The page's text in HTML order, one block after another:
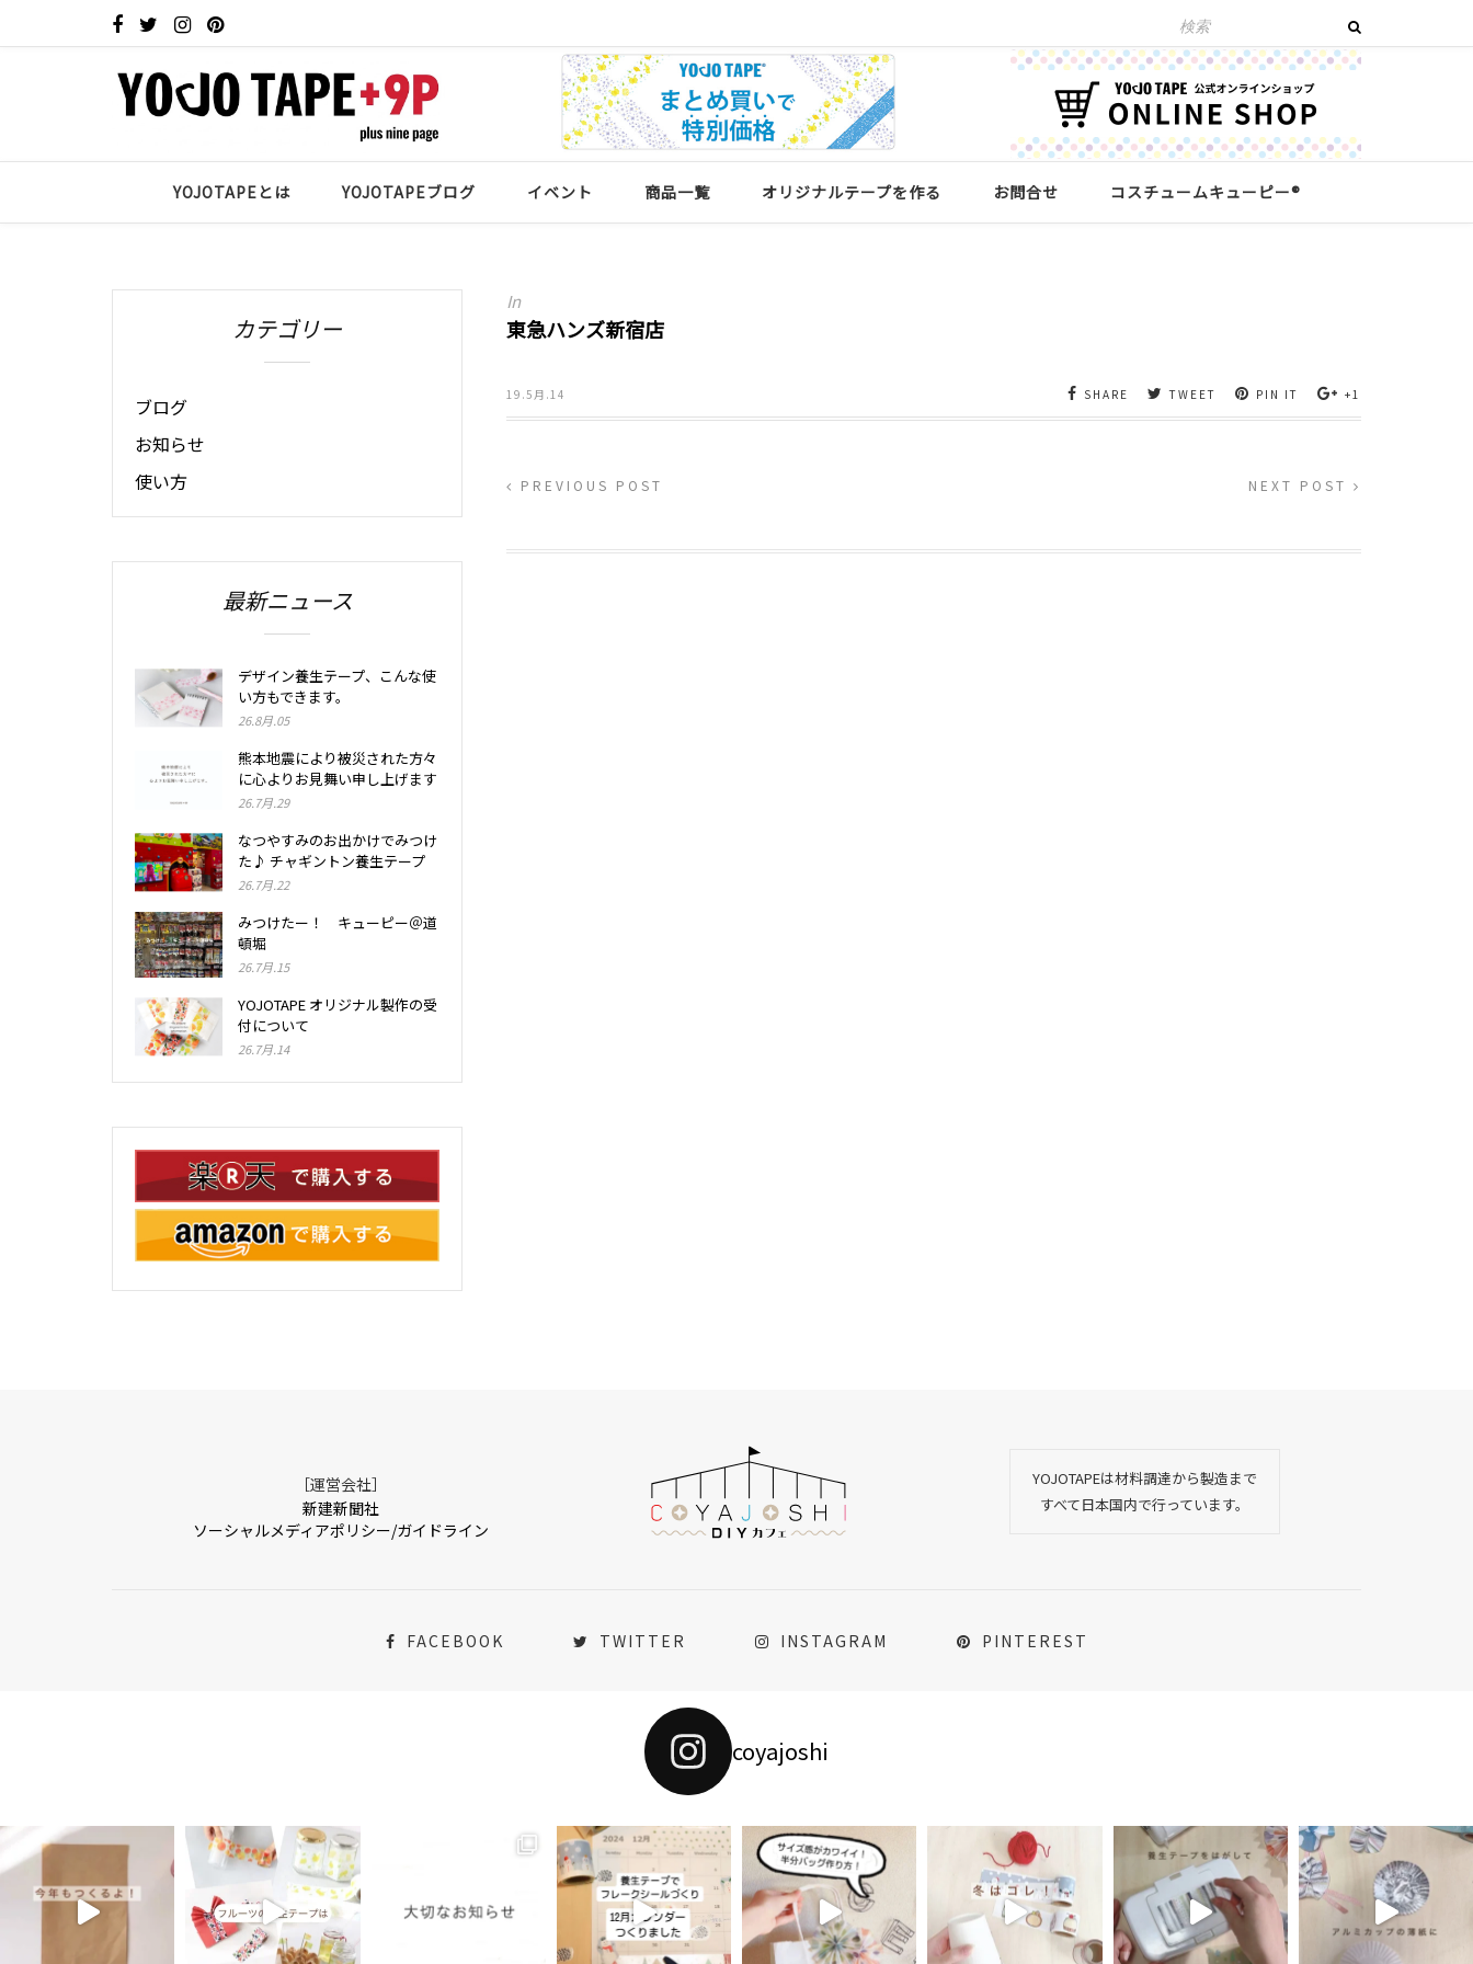
YOJOTAPEとは YOJOTAPEブログ イベント 商品一覧 オリジナルテープを作る お問合せ コスチュームキューピー®︎
In
東急ハンズ新宿店
19.5月.14 SHARE TWEET PIN IT +1
PREVIOUS POST NEXT POST
カテゴリー
ブログ
お知らせ
使い方
最新ニュース
デザイン養生テープ、こんな使
い方もできます。
26.8月.05
熊本地震により被災された方々
に心よりお見舞い申し上げます
26.7月.29
なつやすみのお出かけでみつけ
た♪ チャギントン養生テープ
26.7月.22
みつけたー！ キューピー＠道
頓堀
26.7月.15
YOJOTAPE オリジナル製作の受
付について
26.7月.14
［運営会社］
新建新聞社
ソーシャルメディアポリシー/ガイドライン
YOJOTAPEは材料調達から製造まで
すべて日本国内で行っています。
FACEBOOK TWITTER INSTAGRAM PINTEREST
coyajoshi